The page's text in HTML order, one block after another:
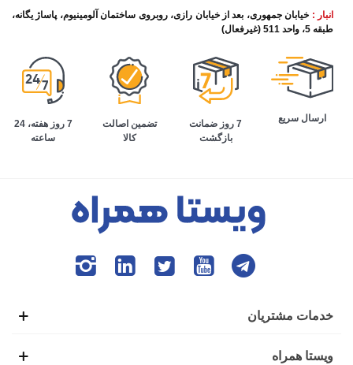
انبار : خیابان جمهوری، بعد از خیابان رازی، روبروی ساختمان آلومینیوم، پاساژ یگانه،
طبقه 5، واحد 511 (غیرفعال)
ارسال سریع
7 روز ضمانت
بازگشت
تضمین اصالت
کالا
7 روز هفته، 24
ساعته
خدمات مشتریان
ویستا همراه